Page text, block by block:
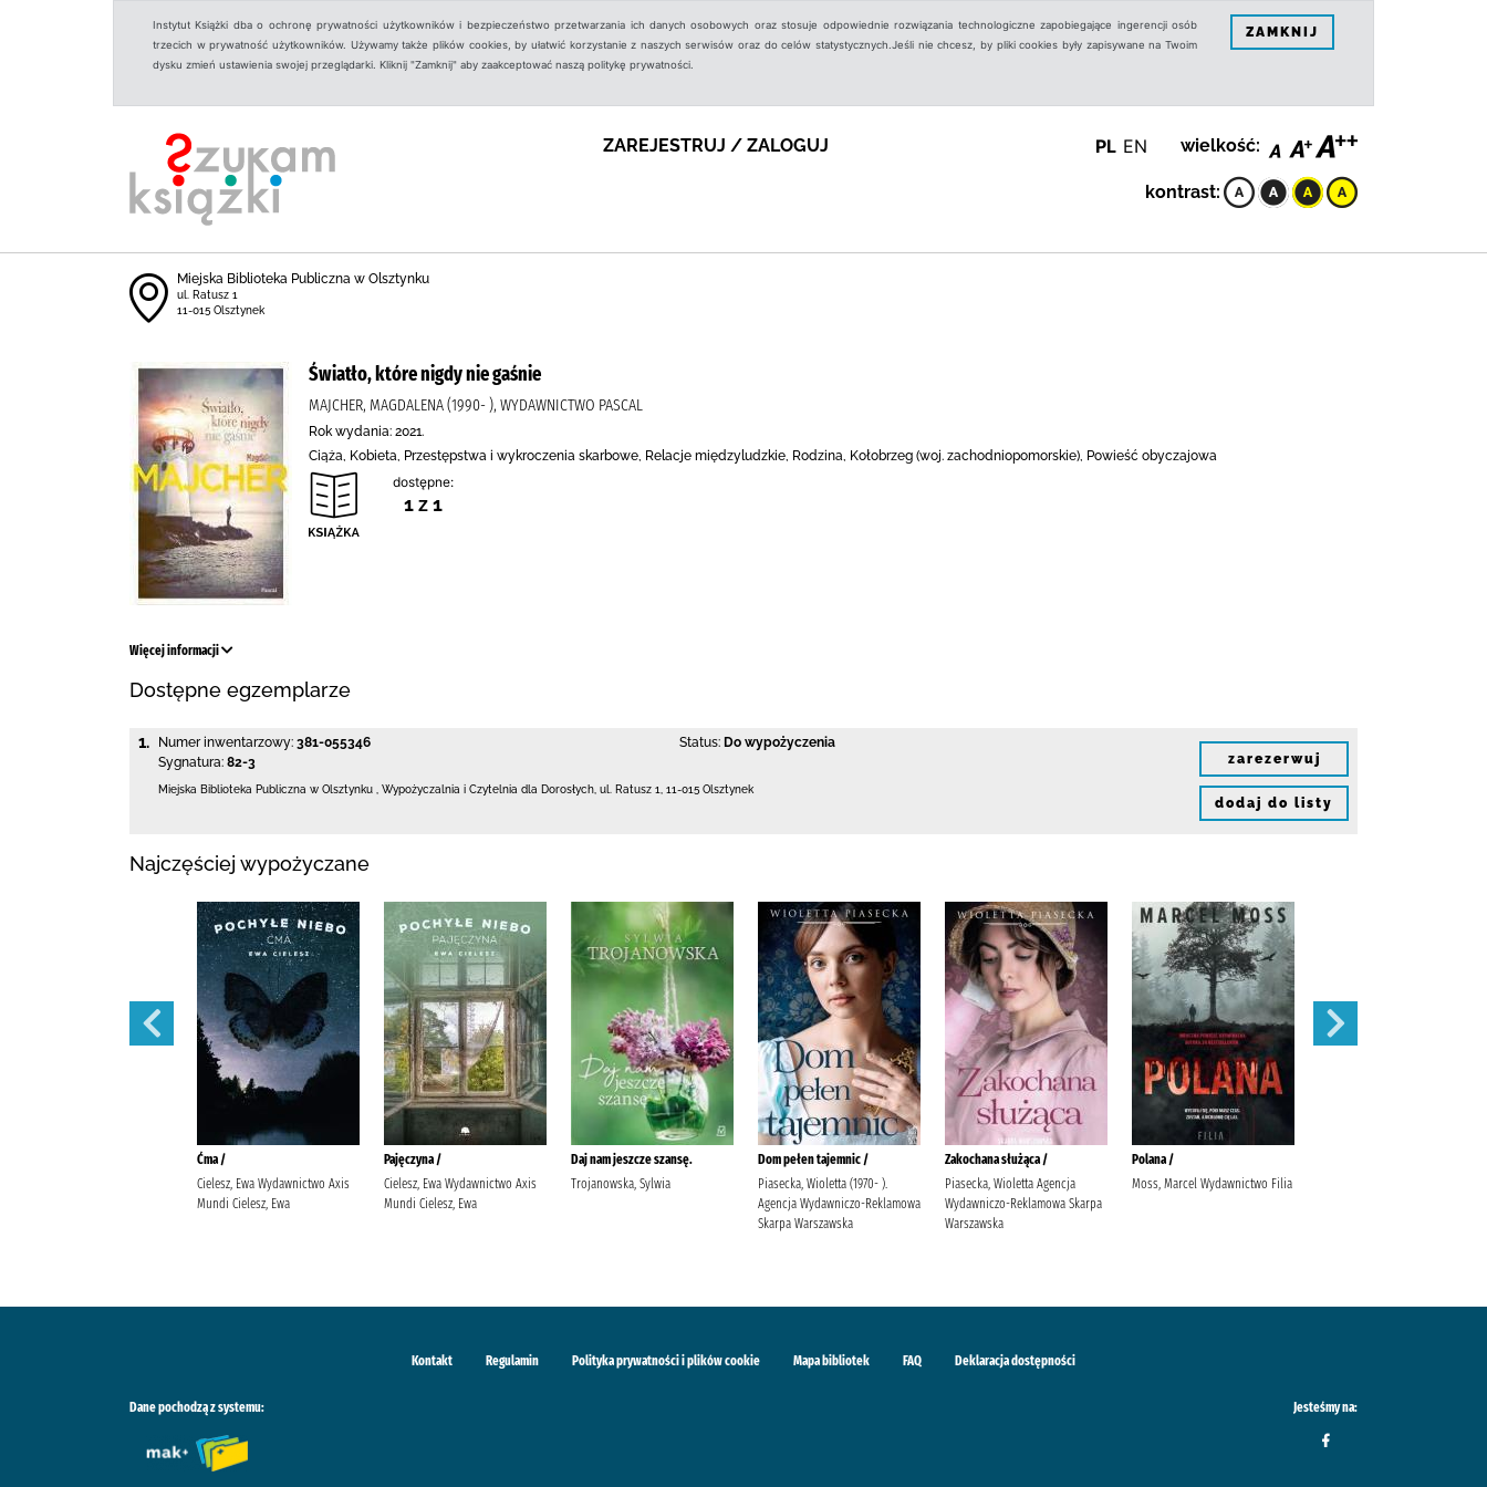
Instytut Książki dba o ochronę prywatności użytkowników i bezpieczeństwo przetwarzania ich danych osobowych oraz stosuje odpowiednie rozwiązania technologiczne zapobiegające ingerencji osób
trzecich w prywatność użytkowników. Używamy także plików cookies, by ułatwić korzystanie z naszych serwisów oraz do celów statystycznych.Jeśli nie chcesz, by pliki cookies były zapisywane na Twoim
dysku zmień ustawienia swojej przeglądarki. Kliknij "Zamknij" aby zaakceptować naszą politykę prywatności.
ZAMKNIJ
ZAREJESTRUJ / ZALOGUJ PL EN wielkość:
kontrast:
Miejska Biblioteka Publiczna w Olsztynku
ul. Ratusz 1
11-015 Olsztynek
Światło, które nigdy nie gaśnie
MAJCHER, MAGDALENA (1990- ), WYDAWNICTWO PASCAL
Rok wydania: 2021.
Ciąża, Kobieta, Przestępstwa i wykroczenia skarbowe, Relacje międzyludzkie, Rodzina, Kołobrzeg (woj. zachodniopomorskie), Powieść obyczajowa
dostępne:
1 z 1
Więcej informacji
Dostępne egzemplarze
1. Numer inwentarzowy: 381-055346
Sygnatura: 82-3
Status: Do wypożyczenia
Miejska Biblioteka Publiczna w Olsztynku Wypożyczalnia i Czytelnia dla Dorosłych, ul. Ratusz 1 11-015 Olsztynek
zarezerwuj
dodaj do listy
Najczęściej wypożyczane
Ćma /
Cielesz, Ewa Wydawnictwo Axis
Mundi Cielesz, Ewa
Pajęczyna /
Cielesz, Ewa Wydawnictwo Axis
Mundi Cielesz, Ewa
Daj nam jeszcze szansę.
Trojanowska, Sylwia
Dom pełen tajemnic /
Piasecka, Wioletta (1970- ).
Agencja Wydawniczo-Reklamowa
Skarpa Warszawska
Zakochana służąca /
Piasecka, Wioletta Agencja
Wydawniczo-Reklamowa Skarpa
Warszawska
Polana /
Moss, Marcel Wydawnictwo Filia
Kontakt Regulamin Polityka prywatności i plików cookie Mapa bibliotek FAQ Deklaracja dostępności
Dane pochodzą z systemu: Jesteśmy na: